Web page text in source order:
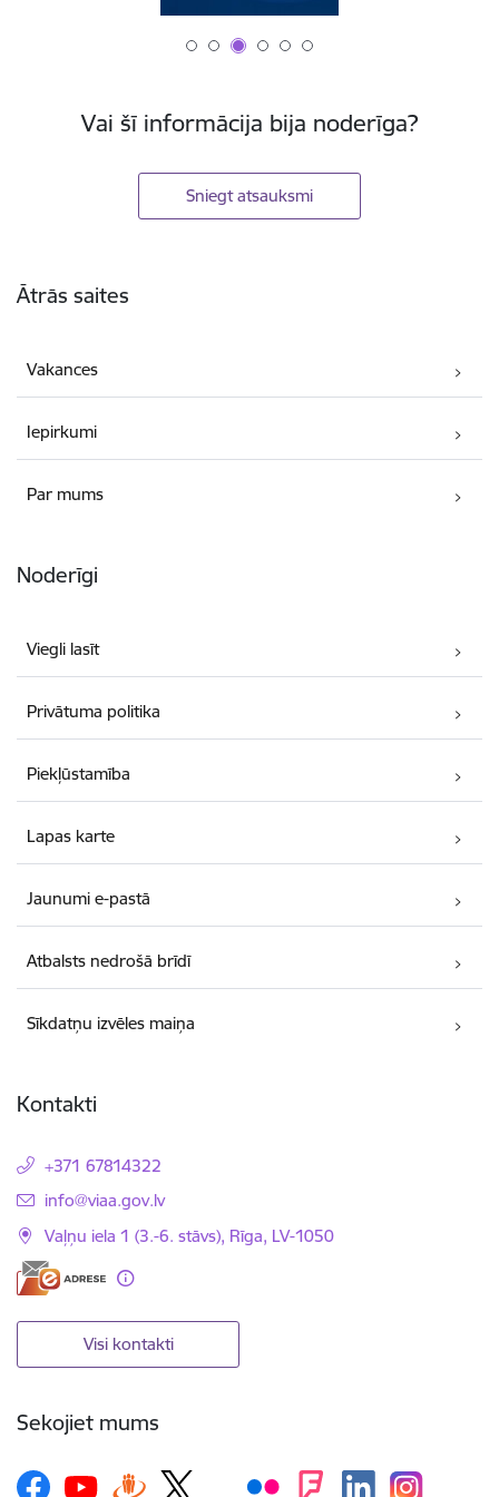
Vai šī informācija bija noderīga?
Sniegt atsauksmi
Ātrās saites
Vakances
Iepirkumi
Par mums
Noderīgi
Viegli lasīt
Privātuma politika
Piekļūstamība
Lapas karte
Jaunumi e-pastā
Atbalsts nedrošā brīdī
Sīkdatņu izvēles maiņa
Kontakti
+371 67814322
E-pasts:
info@viaa.gov.lv
Vaļņu iela 1 (3.-6. stāvs), Rīga, LV-1050
Visi kontakti
Sekojiet mums